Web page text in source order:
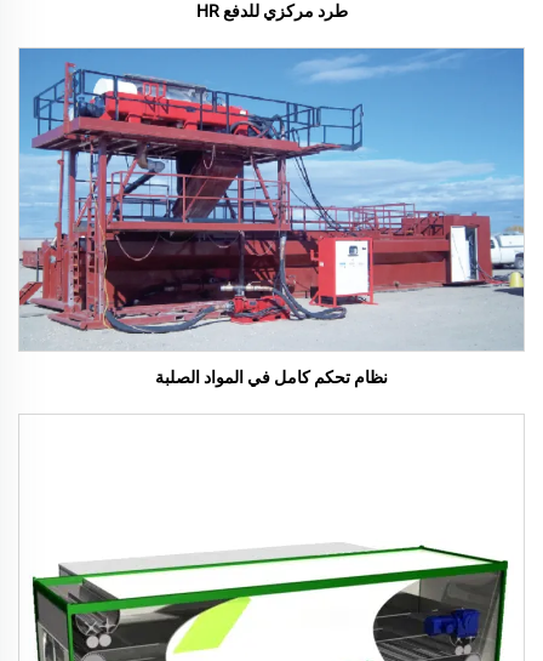
طرد مركزي للدفع HR
نظام تحكم كامل في المواد الصلبة